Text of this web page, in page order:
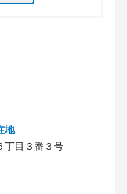
地
丁目３番３号